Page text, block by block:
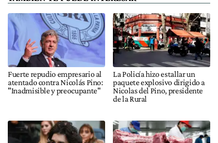
Fuerte repudio empresario al
atentado contra Nicolás Pino:
"Inadmisible y preocupante"
La Policía hizo estallar un
paquete explosivo dirigido a
Nicolas del Pino, presidente
de la Rural